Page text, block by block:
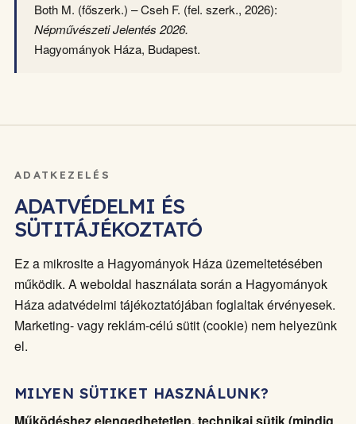
Both M. (főszerk.) – Cseh F. (fel. szerk., 2026):
Népművészeti Jelentés 2026.
Hagyományok Háza, Budapest.
ADATKEZELÉS
ADATVÉDELMI ÉS
SÜTITÁJÉKOZTATÓ
Ez a mikrosite a Hagyományok Háza üzemeltetésében
működik. A weboldal használata során a Hagyományok
Háza adatvédelmi tájékoztatójában foglaltak érvényesek.
Marketing- vagy reklám-célú sütit (cookie) nem helyezünk
el.
MILYEN SÜTIKET HASZNÁLUNK?